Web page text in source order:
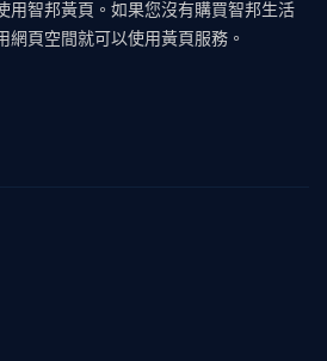
用智邦黃頁。如果您沒有購買智邦生活
網頁空間就可以使用黃頁服務。